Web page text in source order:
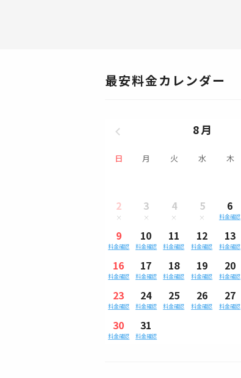
最安料金カレンダー
8月
日 月 火 水 木
2 3 4 5 6
料金確認
9
料金確認
10
料金確認
11
料金確認
12
料金確認
13
料金確認
16
料金確認
17
料金確認
18
料金確認
19
料金確認
20
料金確認
23
料金確認
24
料金確認
25
料金確認
26
料金確認
27
料金確認
30
料金確認
31
料金確認